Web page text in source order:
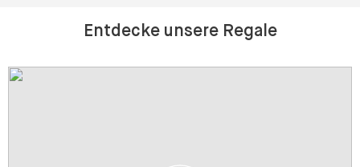
Entdecke unsere Regale